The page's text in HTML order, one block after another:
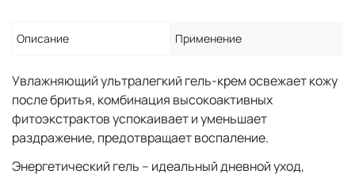
Описание Применение
Увлажняющий ультралегкий гель-крем освежает кожу
после бритья, комбинация высокоактивных
фитоэкстрактов успокаивает и уменьшает
раздражение, предотвращает воспаление.
Энергетический гель – идеальный дневной уход,